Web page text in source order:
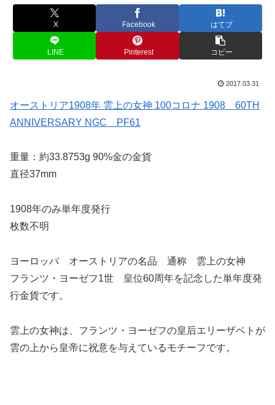
X Facebook はてブ
LINE Pinterest コピー
2017.03.31
オーストリア1908年 雲上の女神 100コロナ 1908 60TH
ANNIVERSARY NGC PF61
重量：約33.8753g 90%金の金貨
直径37mm
1908年のみ単年度発行
枚数不明
ヨーロッパ オーストリアの名品 通称 雲上の女神
フランツ・ヨーゼフ1世 皇位60周年を記念した単年度発
行金貨です。
雲上の女神は、フランツ・ヨーゼフの皇后エリーザベトが
雲の上から皇帝に祝意を与えているモチーフです。